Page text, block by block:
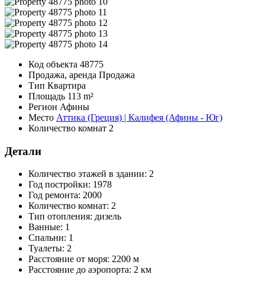
Код объекта 48775
Продажа, аренда Продажа
Тип Квартира
Площадь 113 m²
Регион Афины
Место Аттика (Греция) | Калифея (Афины - Юг)
Количество комнат 2
Детали
Количество этажей в здании: 2
Год постройки: 1978
Год ремонта: 2000
Количество комнат: 2
Тип отопления: дизель
Ванные: 1
Спальни: 1
Туалеты: 2
Расстояние от моря: 2200 м
Расстояние до аэропорта: 2 км